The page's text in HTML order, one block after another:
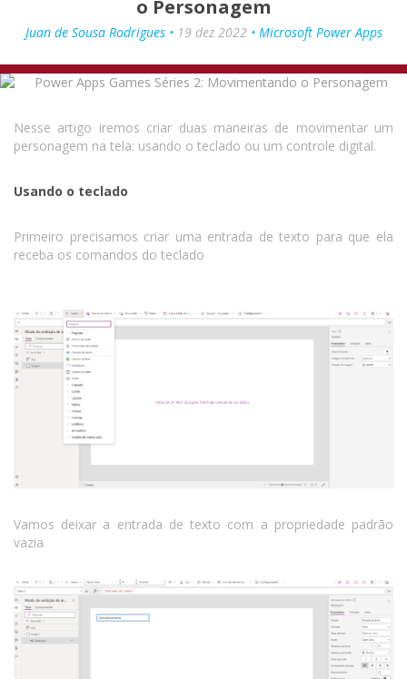
o Personagem
Juan de Sousa Rodrigues • 19 dez 2022• Microsoft Power Apps
Nesse artigo iremos criar duas maneiras de movimentar um
personagem na tela: usando o teclado ou um controle digital.
Usando o teclado
Primeiro precisamos criar uma entrada de texto para que ela
receba os comandos do teclado
Vamos deixar a entrada de texto com a propriedade padrão
vazia